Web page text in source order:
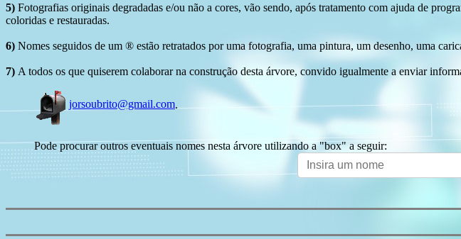
5) Fotografias originais degradadas e/ou não a cores, vão sendo, após tratamento com ajuda de
coloridas e restauradas.
6) Nomes seguidos de um ® estão retratados por uma fotografia, uma pintura, um desenho, uma
7) A todos os que quiserem colaborar na construção desta árvore, convido igualmente a enviar
jorsoubrito@gmail.com
Pode procurar outros eventuais nomes nesta árvore utilizando a "box" a seguir: